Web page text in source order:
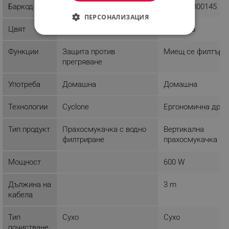
Баркод 3800235300145
Цвят Оранжев
Функции
Защита против
прегряване
Миещ се филтър
Употреба Домашна Домашна
Технологии Cyclone Ергономична
Тип продукт
Прахосмукачка с водно
филтриране
Вертикална
прахосмукачка
Мощност 600 W
Дължина на
кабела
3 m
Тип
Сухо Сухо
ПЕРСОНАЛИЗАЦИЯ
СТРОГО НЕОБХОДИМО
ЕФЕКТИВНОСТ
Ефективност
Строго необходимите бисквитки позволяват
основната функционалност на уебсайта, като